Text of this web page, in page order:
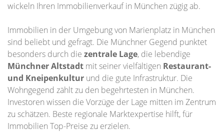
wickeln Ihren Immobilienverkauf in München zügig ab.
Immobilien in der Umgebung von Marienplatz in München
sind beliebt und gefragt. Die Münchner Gegend punktet
besonders durch die zentrale Lage, die lebendige
Münchner Altstadt mit seiner vielfältigen Restaurant-
und Kneipenkultur und die gute Infrastruktur. Die
Wohngegend zählt zu den begehrtesten in München.
Investoren wissen die Vorzüge der Lage mitten im Zentrum
zu schätzen. Beste regionale Marktexpertise hilft, für
Immobilien Top-Preise zu erzielen.